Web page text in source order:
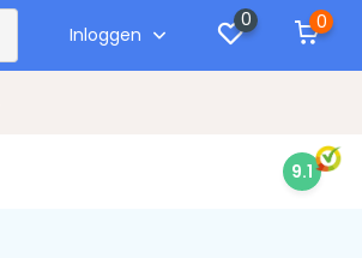
Inloggen
0 0
9.1